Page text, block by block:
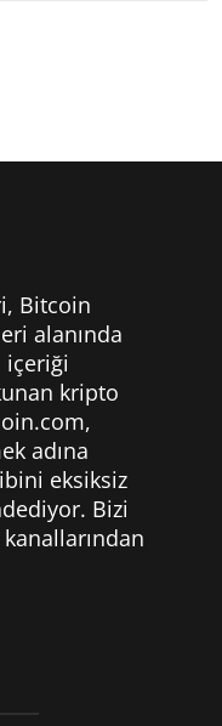
Bitcoin
alanında
içeriği
kripto
adına
eksiksiz
Bizi